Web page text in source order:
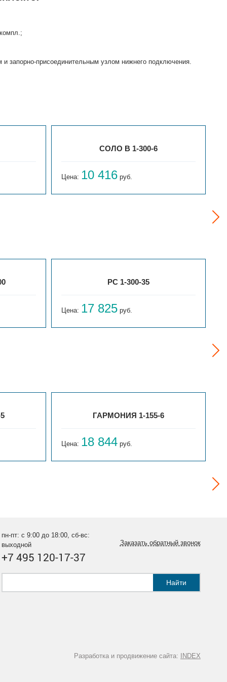
запорно-присоединительным узлом нижнего подключения.
СОЛО В 1-300-6
Цена: 10 416 руб.
РС 1-300-35
Цена: 17 825 руб.
ГАРМОНИЯ 1-155-6
Цена: 18 844 руб.
пн-пт: с 9:00 до 18:00, сб-вс:
выходной
+7 495 120-17-37
Заказать обратный звонок
Найти
Разработка и продвижение сайта: INDEX